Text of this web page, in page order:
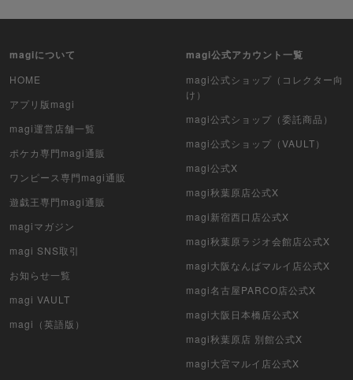
ポケカ（未開封パック）
遊戯王（未開封パック）
デュエル・マスターズ
マジック：ザ・ギャザリング
クリプトスペルズ
遊戯王初期
magiについて
HOME
アプリ版magi
magi運営店舗一覧
ポケカ専門magi通販
ワンピース専門magi通販
遊戯王専門magi通販
magiマガジン
magi SNS取引
お知らせ一覧
magi VAULT
magi（英語版）
magi公式アカウント一覧
magi公式ショップ（コレクター向
け）
magi公式ショップ（委託商品）
magi公式ショップ（VAULT）
magi公式X
magi秋葉原店公式X
magi新宿西口店公式X
magi秋葉原ラジオ会館店公式X
magi大阪なんばマルイ店公式X
magi名古屋PARCO店公式X
magi大阪日本橋店公式X
magi秋葉原店 別館公式X
magi大宮マルイ店公式X